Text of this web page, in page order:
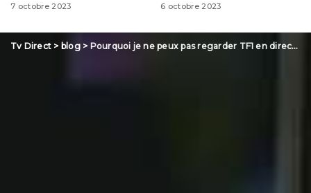
7 octobre 2023 6 octobre 2023
Tv Direct > blog> Pourquoi je ne peux pas regarder TF1 en direct ?